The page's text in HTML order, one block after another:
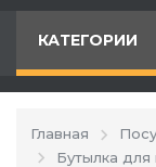
КАТЕГОРИИ
Главная
Бутылка